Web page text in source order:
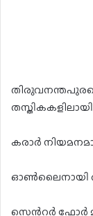
തസ്തികകളിലായി
കരാർ
ഓൺലൈനായി
സെൻറർ ഫോർ